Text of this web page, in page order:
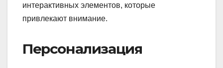
интерактивных элементов, которые
привлекают внимание.
Персонализация